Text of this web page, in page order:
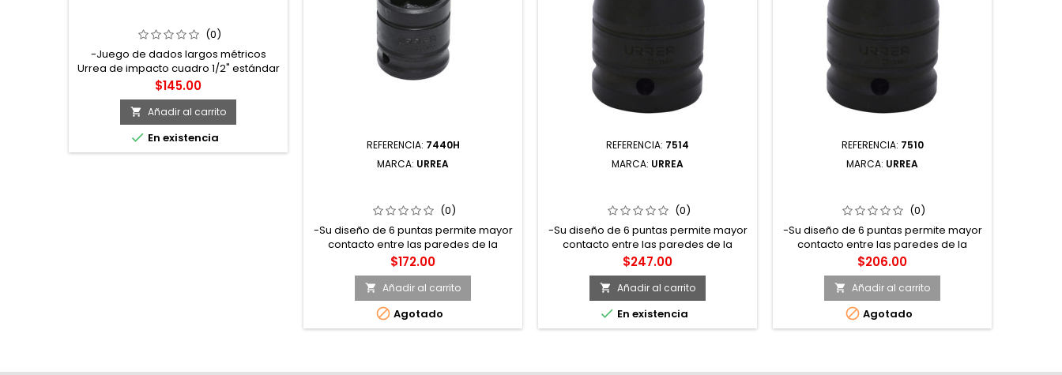
PUNTAS MÉTRICO 16 MM URREA
(0)
-Juego de dados largos métricos
Urrea de impacto cuadro 1/2" estándar
6 puntas geometría lobular, acabado
fosfatado. -Cuenta con diseño de
pared delgada para ser utilizados en
aplicaciones donde las tuercas o
tornillos están muy juntos entre si o con
espacios pequeños para ser
Precio
$145.00
 Añadir al carrito
 En existencia REFERENCIA: 7440H
MARCA: URREA
1/4" URREA(0)
-Su diseño de 6 puntas permite mayor
contacto entre las paredes de la
tuerca y/o tornillo gracias a su
geometría lobular (super drive®)
Precio
$172.00
 Añadir al carrito
 Agotado
REFERENCIA: 7514
MARCA: URREA
URREA
(0)
-Su diseño de 6 puntas permite mayor
contacto entre las paredes de la
tuerca y/o tornillo gracias a su
geometría lobular (super drive®)
Precio
$247.00
 Añadir al carrito
 En existencia
REFERENCIA: 7510
MARCA: URREA
URREA
(0)
-Su diseño de 6 puntas permite mayor
contacto entre las paredes de la
tuerca y/o tornillo gracias a su
geometría lobular (super drive®)
Precio
$206.00
 Añadir al carrito
 Agotado